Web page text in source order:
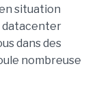
situation
datacenter
dans des
nombreuse